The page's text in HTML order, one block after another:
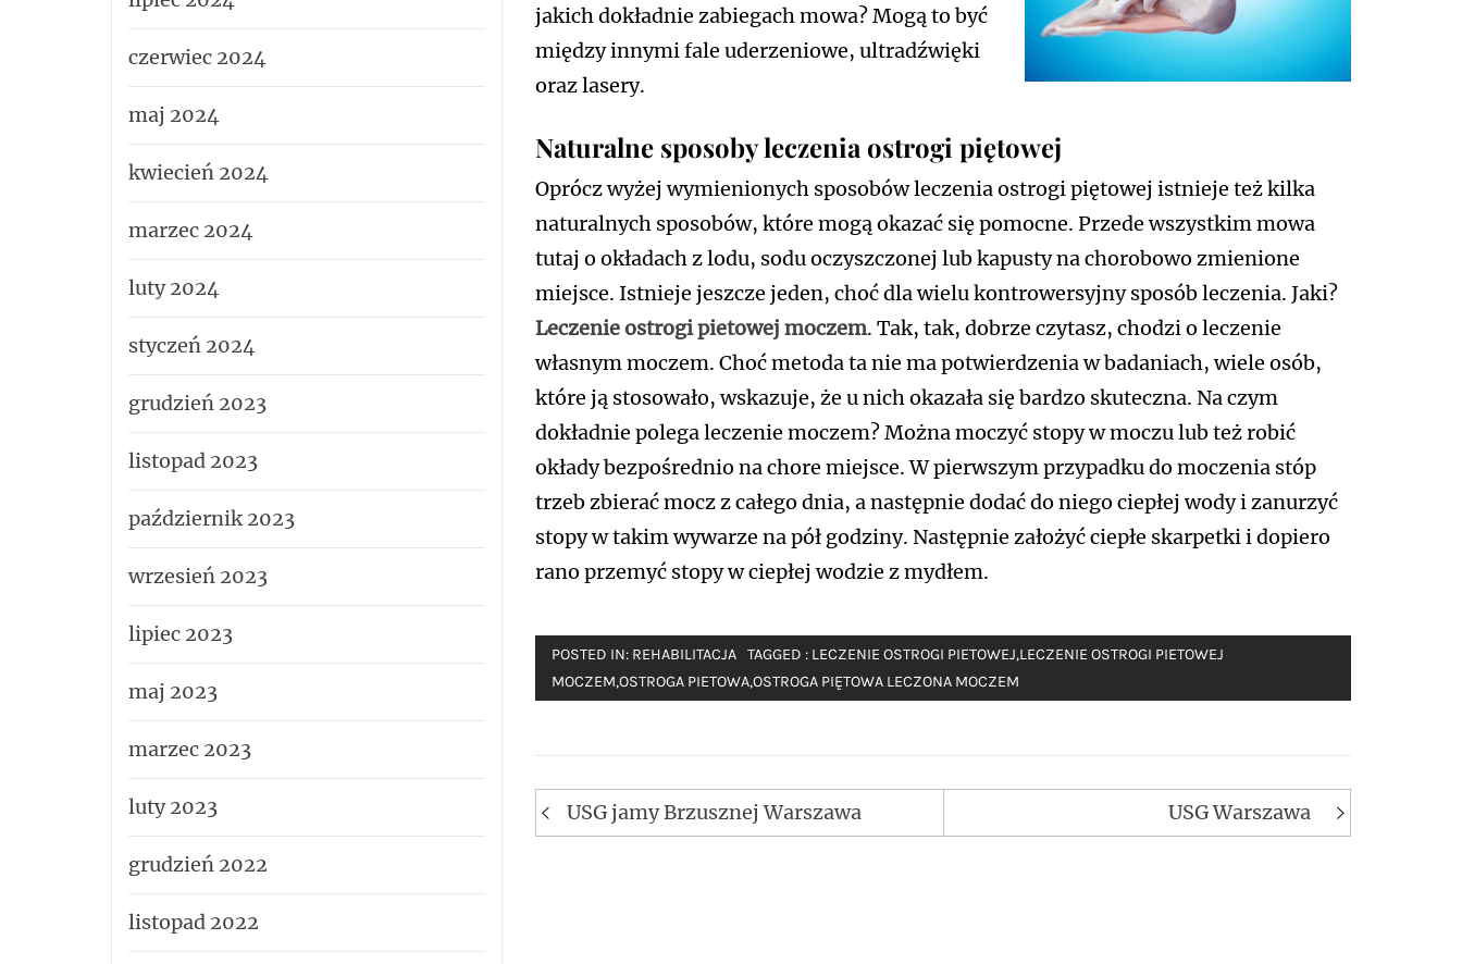
jakich dokładnie zabiegach mowa? Mogą to być
między innymi fale uderzeniowe, ultradźwięki
oraz lasery.
Naturalne sposoby leczenia ostrogi piętowej
Oprócz wyżej wymienionych sposobów leczenia ostrogi piętowej istnieje też kilka
naturalnych sposobów, które mogą okazać się pomocne. Przede wszystkim mowa
tutaj o okładach z lodu, sodu oczyszczonej lub kapusty na chorobowo zmienione
miejsce. Istnieje jeszcze jeden, choć dla wielu kontrowersyjny sposób leczenia. Jaki?
Leczenie ostrogi pietowej moczem. Tak, tak, dobrze czytasz, chodzi o leczenie
własnym moczem. Choć metoda ta nie ma potwierdzenia w badaniach, wiele osób,
które ją stosowało, wskazuje, że u nich okazała się bardzo skuteczna. Na czym
dokładnie polega leczenie moczem? Można moczyć stopy w moczu lub też robić
okłady bezpośrednio na chore miejsce. W pierwszym przypadku do moczenia stóp
trzeb zbierać mocz z całego dnia, a następnie dodać do niego ciepłej wody i zanurzyć
stopy w takim wywarze na pół godziny. Następnie założyć ciepłe skarpetki i dopiero
rano przemyć stopy w ciepłej wodzie z mydłem.
POSTED IN: REHABILITACJA TAGGED : LECZENIE OSTROGI PIETOWEJ,LECZENIE OSTROGI PIETOWEJ
MOCZEM,OSTROGA PIETOWA,OSTROGA PIĘTOWA LECZONA MOCZEM
Nawigacja
wpisu
USG jamy Brzusznej Warszawa USG Warszawa
czerwiec 2024
maj 2024
kwiecień 2024
marzec 2024
luty 2024
styczeń 2024
grudzień 2023
listopad 2023
październik 2023
wrzesień 2023
lipiec 2023
maj 2023
marzec 2023
luty 2023
grudzień 2022
listopad 2022